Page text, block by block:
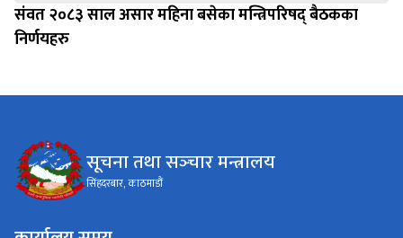
संवत २०८३ साल असार महिना बसेका मन्त्रिपरिषद् बैठकका
निर्णयहरु
सूचना तथा सञ्‍चार मन्त्रालय
सिंहदरबार, काठमाडौं